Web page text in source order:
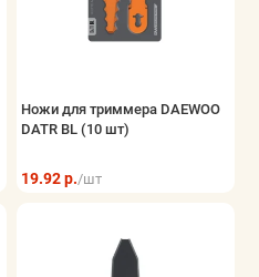
Ножи для триммера DAEWOO
DATR BL (10 шт)
19.92 р./шт